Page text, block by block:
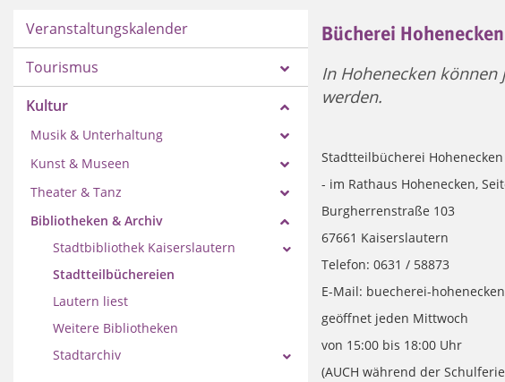
Veranstaltungskalender
Tourismus
Kultur
Musik & Unterhaltung
Kunst & Museen
Theater & Tanz
Bibliotheken & Archiv
Stadtbibliothek Kaiserslautern
Stadtteilbüchereien
Lautern liest
Weitere Bibliotheken
Stadtarchiv
Bücherei Hohenecken
In Hohenecken
werden.
Stadtteilbücherei Hohenecken
- im Rathaus Hohenecken,
Burgherrenstraße 103
67661 Kaiserslautern
Telefon: 0631 / 58873
E-Mail: buecherei-
geöffnet jeden Mittwoch
von 15:00 bis 18:00 Uhr
(AUCH während der